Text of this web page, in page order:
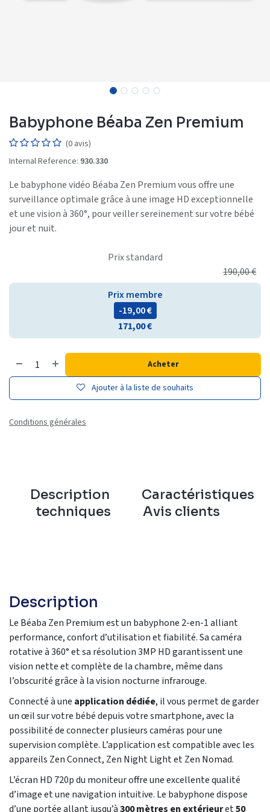
Babyphone Béaba Zen Premium
(0 avis)
Internal Reference: 930.330
Le babyphone vidéo Béaba Zen Premium vous offre une
surveillance optimale grâce à une image HD exceptionnelle
et une vision à 360°, pour veiller sereinement sur votre bébé
jour et nuit.
Prix standard
190,00€
Prix membre
- 19,00€
171,00€
Acheter
Ajouter à la liste de souhaits
Conditions générales
Description
Caractéristiques
techniques
Avis clients
Description
Le Béaba Zen Premium est un babyphone 2-en-1 alliant
performance, confort d’utilisation et fiabilité. Sa caméra
rotative à 360° et sa résolution 3MP HD garantissent une
vision nette et complète de la chambre, même dans
l’obscurité grâce à la vision nocturne infrarouge.
Connecté à une application dédiée, il vous permet de garder
un œil sur votre bébé depuis votre smartphone, avec la
possibilité de connecter plusieurs caméras pour une
supervision complète. L’application est compatible avec les
appareils Zen Connect, Zen Night Light et Zen Nomad.
L’écran HD 720p du moniteur offre une excellente qualité
d’image et une navigation intuitive. Le babyphone dispose
d’une portée allant jusqu’à300 mètres en extérieuret50